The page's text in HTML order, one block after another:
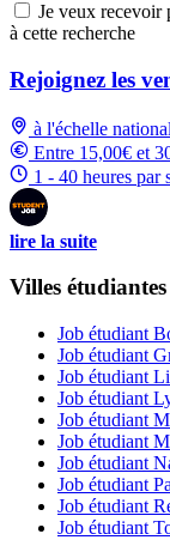
Je veux recevoir
à cette recherche
Rejoignez les
à l'échelle
Entre 15,00€ et
1 - 40 heures par
lire la suite
Villes étudiantes
Job étudiant
Job étudiant
Job étudiant
Job étudiant
Job étudiant
Job étudiant
Job étudiant
Job étudiant
Job étudiant
Job étudiant